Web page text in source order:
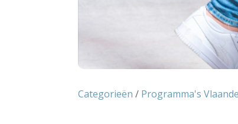
Categorieën / Programma's